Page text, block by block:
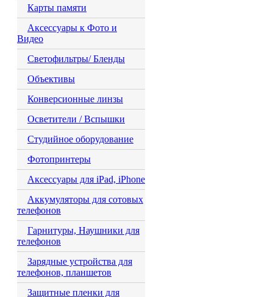
Карты памяти
Аксессуары к Фото и
Видео
Светофильтры/ Бленды
Объективы
Конверсионные линзы
Осветители / Вспышки
Студийное оборудование
Фотопринтеры
Аксессуары для iPad, iPhone
Аккумуляторы для сотовых
телефонов
Гарнитуры, Наушники для
телефонов
Зарядные устройства для
телефонов, планшетов
Защитные пленки для